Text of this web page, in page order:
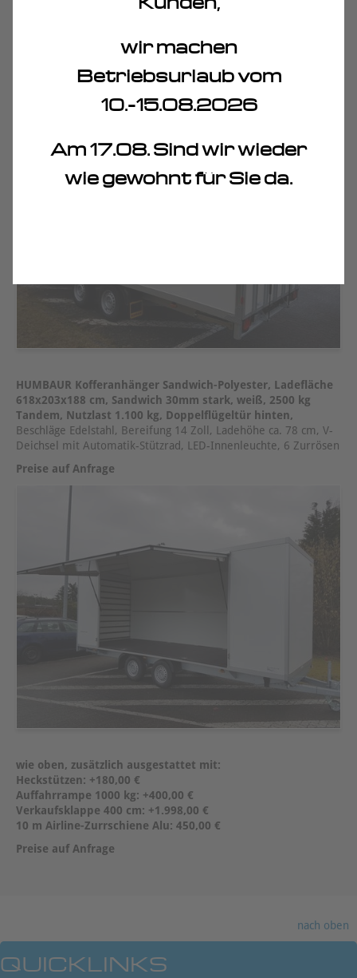
wir machen
Betriebsurlaub vom
10.-15.08.2026
Am 17.08. Sind wir wieder
wie gewohnt für Sie da.
HUMBAUR HK 25 62 21 - 20 PF
30: 618x203x188 cm Sandwich,
2500 kg Doppelflügeltür
HUMBAUR Kofferanhänger Sandwich-Polyester, Ladefläche
618x203x188 cm, Sandwich 30mm stark, weiß, 2500 kg
Tandem, Nutzlast 1.100 kg, Doppelflügeltür hinten,
Beschläge Edelstahl, Bereifung 14 Zoll, Ladehöhe ca. 78 cm, V-
Deichsel mit Automatik-Stützrad, LED-Innenleuchte, 6 Zurrösen
Preise auf Anfrage
wie oben, zusätzlich ausgestattet mit:
Heckstützen: +180,00 €
Auffahrrampe 1000 kg: +400,00 €
Verkaufsklappe 400 cm: +1.998,00 €
10 m Airline-Zurrschiene Alu: 450,00 €
Preise auf Anfrage
nach oben
QUICKLINKS